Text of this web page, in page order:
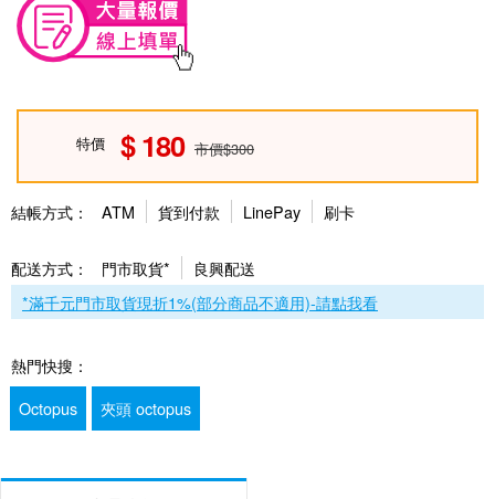
特價 180 市價$300
結帳方式： ATM 貨到付款 LinePay 刷卡
配送方式： 門市取貨*
良興配送
*滿千元門市取貨現折1%(部分商品不適用)-請點我看
熱門快搜：
Octopus
夾頭 octopus